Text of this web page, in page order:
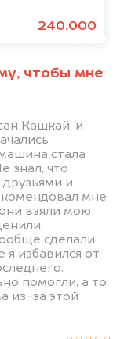
240.000
чтобы мне
Кашкай, и
стала
знал, что
друзьями и
мне
взяли мою
сделали
я избавился от
помогли, а то
из-за этой
руб.
своих
с